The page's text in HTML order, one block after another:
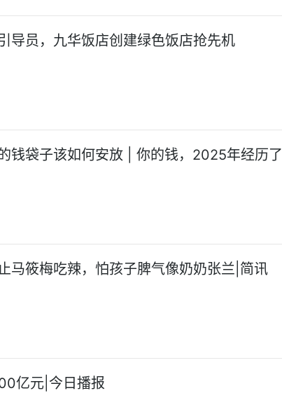
导员，九华饭店创建绿色饭店抢先机
钱袋子该如何安放 | 你的钱，2025年经历了
马筱梅吃辣，怕孩子脾气像奶奶张兰|简讯
亿元|今日播报